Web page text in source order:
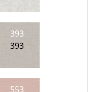
393
393
553